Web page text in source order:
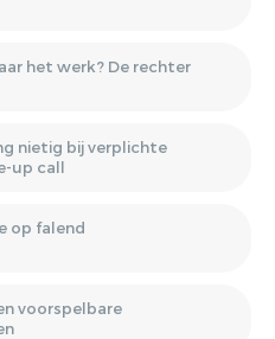
het werk? De rechter
nietig bij verplichte
up call
op falend
voorspelbare